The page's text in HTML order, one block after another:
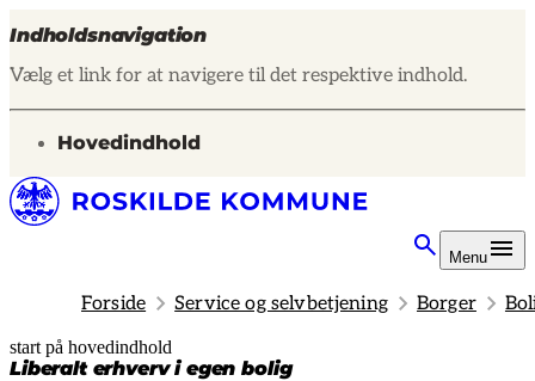
Indholdsnavigation
Vælg et link for at navigere til det respektive indhold.
gå til
Hovedindhold
Menu
Forside Service og selvbetjening Borger
start på hovedindhold
Liberalt erhverv i egen bolig
senest opdateret 26. maj 2026